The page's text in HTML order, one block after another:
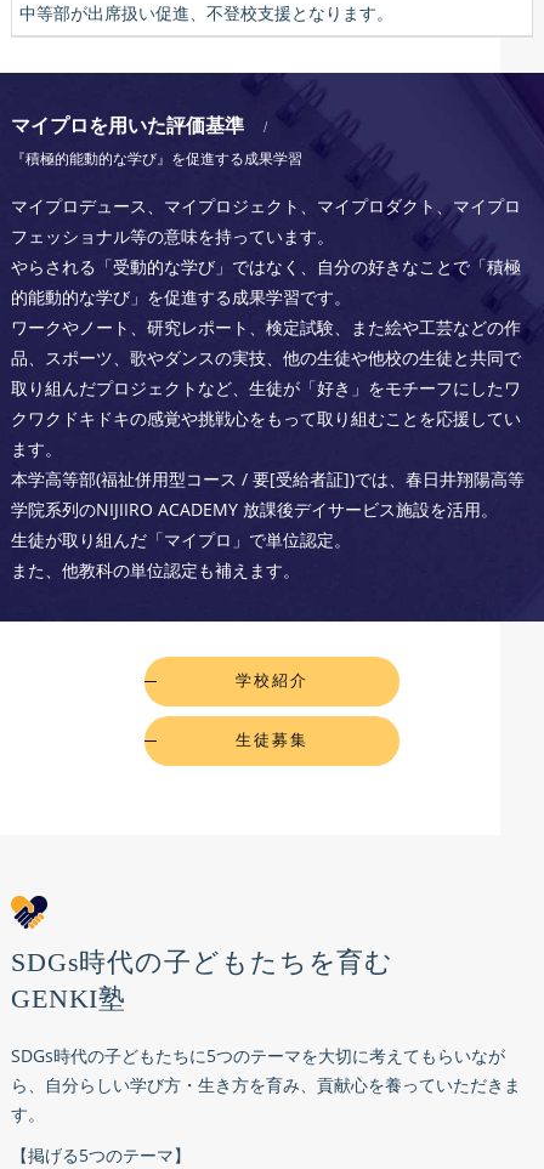
中等部が出席扱い促進、不登校支援となります。
マイプロを用いた評価基準
『積極的能動的な学び』を促進する成果学習
マイプロデュース、マイプロジェクト、マイプロダクト、マイプロ
フェッショナル等の意味を持っています。
やらされる「受動的な学び」ではなく、自分の好きなことで「積極
的能動的な学び」を促進する成果学習です。
ワークやノート、研究レポート、検定試験、また絵や工芸などの作
品、スポーツ、歌やダンスの実技、他の生徒や他校の生徒と共同で
取り組んだプロジェクトなど、生徒が「好き」をモチーフにしたワ
クワクドキドキの感覚や挑戦心をもって取り組むことを応援してい
ます。
本学高等部(福祉併用型コース / 要[受給者証])では、春日井翔陽高等
学院系列のNIJIIRO ACADEMY 放課後デイサービス施設を活用。
生徒が取り組んだ「マイプロ」で単位認定。
また、他教科の単位認定も補えます。
学校紹介
生徒募集
SDGs時代の子どもたちを育む
GENKI塾
SDGs時代の子どもたちに5つのテーマを大切に考えてもらいなが
ら、自分らしい学び方・生き方を育み、貢献心を養っていただきま
す。
【掲げる5つのテーマ】